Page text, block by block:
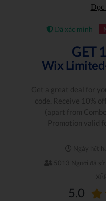
Đọc
Đã xác minh
GET
Wix
Get a great deal for
code. Receive 10%
(apart from
Promotion valid
Ngày hết
5013 Người đã sử
5.0